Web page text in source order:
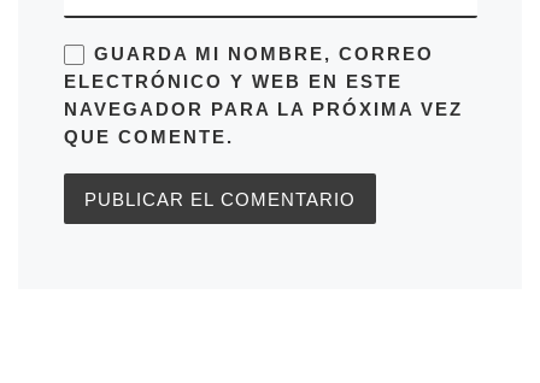
GUARDA MI NOMBRE, CORREO
ELECTRÓNICO Y WEB EN ESTE
NAVEGADOR PARA LA PRÓXIMA VEZ
QUE COMENTE.